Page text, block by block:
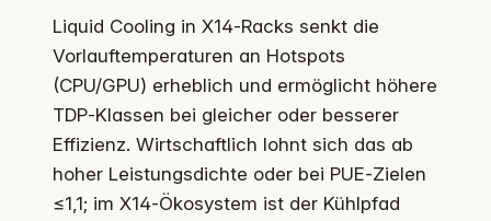
Liquid Cooling in X14‑Racks senkt die
Vorlauftemperaturen an Hotspots
(CPU/GPU) erheblich und ermöglicht höhere
TDP‑Klassen bei gleicher oder besserer
Effizienz. Wirtschaftlich lohnt sich das ab
hoher Leistungsdichte oder bei PUE‑Zielen
≤1,1; im X14‑Ökosystem ist der Kühlpfad